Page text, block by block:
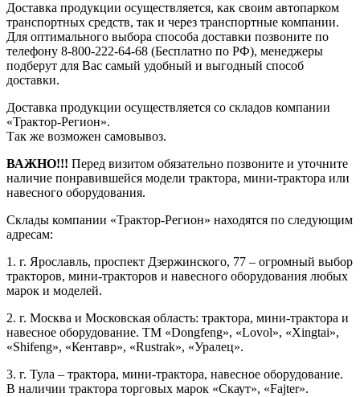
Доставка продукции осуществляется, как своим автопарком
транспортных средств, так и через транспортные компании.
Для оптимального выбора способа доставки позвоните по
телефону 8-800-222-64-68 (Бесплатно по РФ), менеджеры
подберут для Вас самый удобный и выгодный способ
доставки.
Доставка продукции осуществляется со складов компании
«Трактор-Регион».
Так же возможен самовывоз.
ВАЖНО!!! Перед визитом обязательно позвоните и уточните
наличие понравившейся модели трактора, мини-трактора или
навесного оборудования.
Склады компании «Трактор-Регион» находятся по следующим
адресам:
1. г. Ярославль, проспект Дзержинского, 77 – огромный выбор
тракторов, мини-тракторов и навесного оборудования любых
марок и моделей.
2. г. Москва и Московская область: трактора, мини-трактора и
навесное оборудование. ТМ «Dongfeng», «Lovol», «Xingtai»,
«Shifeng», «Кентавр», «Rustrak», «Уралец».
3. г. Тула – трактора, мини-трактора, навесное оборудование.
В наличии трактора торговых марок «Скаут», «Fajter».